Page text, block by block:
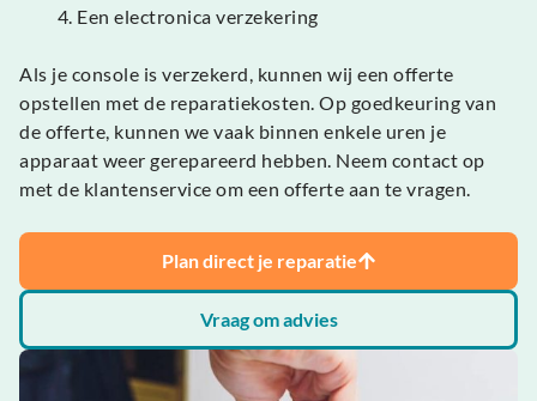
Een electronica verzekering
Als je console is verzekerd, kunnen wij een offerte
opstellen met de reparatiekosten. Op goedkeuring van
de offerte, kunnen we vaak binnen enkele uren je
apparaat weer gerepareerd hebben. Neem contact op
met de klantenservice om een offerte aan te vragen.
Plan direct je reparatie
Vraag om advies